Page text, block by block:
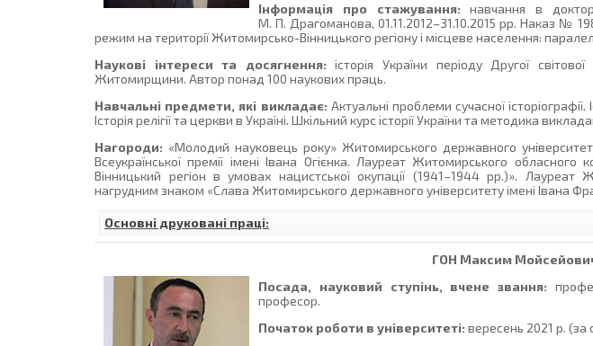
Інформація про стажування: навчання в
М. П. Драгоманова, 01.11.2012–31.10.2015 рр. Наказ №
режим на території Житомирсько-Вінницького регіону і місцеве населення:
Наукові інтереси та досягнення: історія України періоду Другої
Житомирщини. Автор понад 100 наукових праць.
Навчальні предмети, які викладає: Актуальні проблеми сучасної
Історія релігії та церкви в Україні. Шкільний курс історії України та методика
Нагороди: «Молодий науковець року» Житомирського державного
Всеукраїнської премії імені Івана Огієнка. Лауреат Житомирського
Вінницький регіон в умовах нацистської окупації (1941–1944 рр.)». Лауреат
нагрудним знаком «Слава Житомирського державного університету імені Івана
Основні друковані праці:
ГОН Максим
Посада, науковий ступінь, вчене звання:
професор.
Початок роботи в університеті: вересень 2021 р. (за